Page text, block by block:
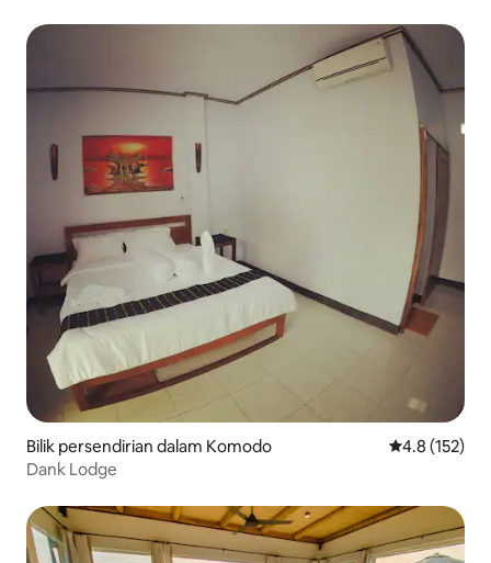
Bilik persendirian dalam Komodo Penarafan
4.8 (152)
Dank Lodge